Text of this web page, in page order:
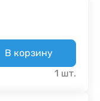
В корзину
1 шт.